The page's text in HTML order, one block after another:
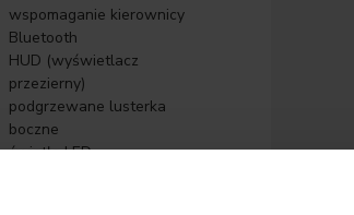
wspomaganie kierownicy
Bluetooth
HUD (wyświetlacz
przezierny)
podgrzewane lusterka
boczne
światła LED